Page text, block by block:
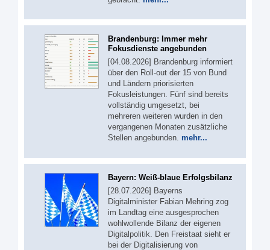
Brandenburg: Immer mehr
Fokusdienste angebunden
[04.08.2026] Brandenburg informiert
über den Roll-out der 15 von Bund
und Ländern priorisierten
Fokusleistungen. Fünf sind bereits
vollständig umgesetzt, bei
mehreren weiteren wurden in den
vergangenen Monaten zusätzliche
Stellen angebunden. mehr...
Bayern: Weiß-blaue Erfolgsbilanz
[28.07.2026] Bayerns
Digitalminister Fabian Mehring zog
im Landtag eine ausgesprochen
wohlwollende Bilanz der eigenen
Digitalpolitik. Den Freistaat sieht er
bei der Digitalisierung von